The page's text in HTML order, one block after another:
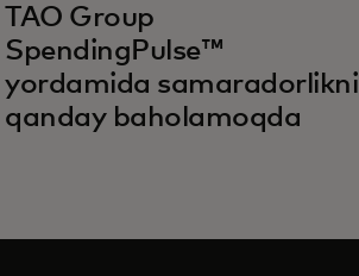
TAO Group
SpendingPulse™
yordamida samaradorlikni
qanday baholamoqda